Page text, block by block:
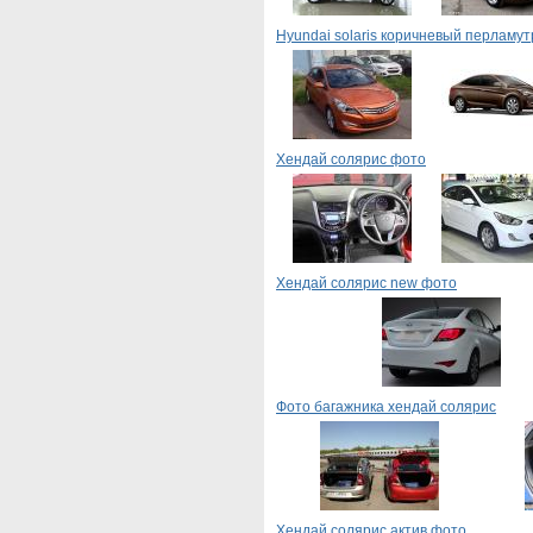
Hyundai solaris коричневый
Хендай солярис фото
Хендай солярис new фото
Фото багажника хендай солярис